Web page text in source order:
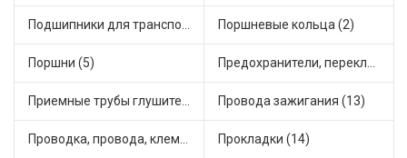
Подшипники для транспорта (12) Поршневые кольца (2)
Поршни (5) Предохранители, переключатели, кнопки автомобильные (4)
Приемные трубы глушителя (8) Провода зажигания (13)
Проводка, провода, клеммы и разъемы (4) Прокладки (14)